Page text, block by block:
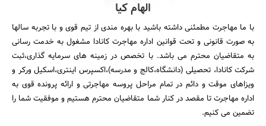
الهام کیا
با ما مهاجرت مطمئنی داشته باشید با بهره مندی از تیم قوی و با تجربه سالها
به صورت قانونی و تحت قوانین اداره مهاجرت کانادا مشغول به خدمت رسانی
به متقاضیان محترم می باشد. با تخصص در زمینه های سرمایه گذاری،ثبت
شرکت کانادا، تحصیلی (دانشگاه،کالج و مدرسه)،اکسپرس اینتری،اسکیل ورکر و
ویزاهای موقت و دائم در تمام مراحل پروسه مهاجرتی و ارائه پرونده قوی به
اداره مهاجرت تا مقصد در کنار شما متقاضیان محترم هستیم و موفقیت شما را
تضمین می کنیم.